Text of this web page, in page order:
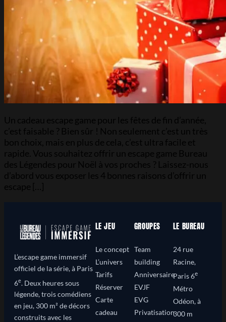
Un cadeau escape game pour les fêtes de fin d’année,
c’est faisable ? Bien sûr ! Non seulement c’est un très
bon choix, mais en plus de cela, c’est ultra facile et
rapide. Vous souhaitez offrir un escape game Bureau
des Légendes pour Noël à vos proches ? Laissez-nous
d’abord vous exposer les 4 bonnes raisons d’offrir un
escape […]
L’escape game immersif
officiel de la série, à Paris
6e. Deux heures sous
légende, trois comédiens
en jeu, 300 m² de décors
construits avec les
LE JEU
Le concept
L’univers
Tarifs
Réserver
Carte
cadeau
GROUPES
Team
building
Anniversaire
EVJF
EVG
Privatisation
LE BUREAU
24 rue
Racine,
Paris 6e
Métro
Odéon, à
300 m